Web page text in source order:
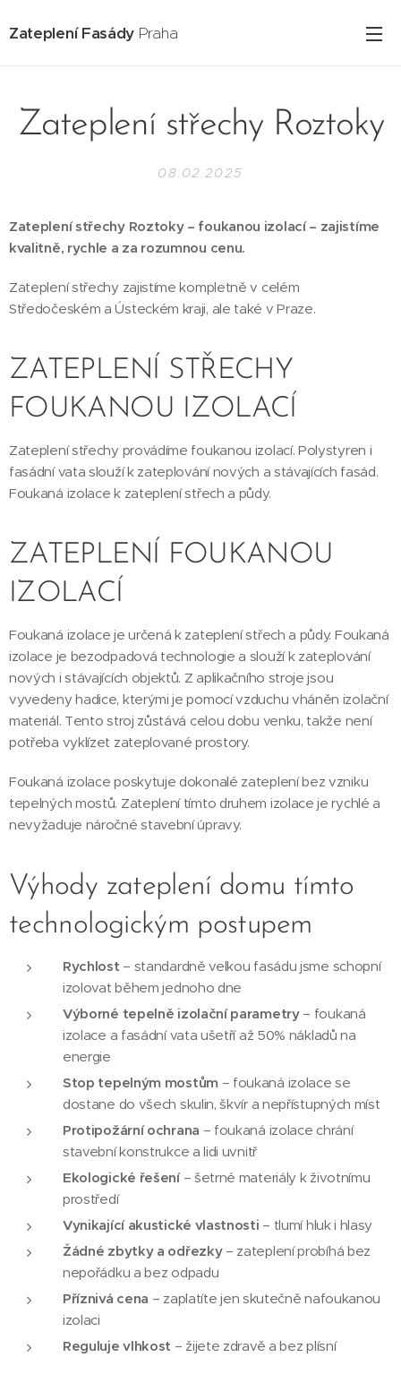
Zateplení Fasády Praha
Zateplení střechy Roztoky
08.02.2025
Zateplení střechy Roztoky – foukanou izolací – zajistíme
kvalitně, rychle a za rozumnou cenu.
Zateplení střechy zajistíme kompletně v celém
Středočeském a Ústeckém kraji, ale také v Praze.
ZATEPLENÍ STŘECHY
FOUKANOU IZOLACÍ
Zateplení střechy provádíme foukanou izolací. Polystyren i
fasádní vata slouží k zateplování nových a stávajících fasád.
Foukaná izolace k zateplení střech a půdy.
ZATEPLENÍ FOUKANOU
IZOLACÍ
Foukaná izolace je určená k zateplení střech a půdy. Foukaná
izolace je bezodpadová technologie a slouží k zateplování
nových i stávajících objektů. Z aplikačního stroje jsou
vyvedeny hadice, kterými je pomocí vzduchu vháněn izolační
materiál. Tento stroj zůstává celou dobu venku, takže není
potřeba vyklízet zateplované prostory.
Foukaná izolace poskytuje dokonalé zateplení bez vzniku
tepelných mostů. Zateplení tímto druhem izolace je rychlé a
nevyžaduje náročné stavební úpravy.
Výhody zateplení domu tímto
technologickým postupem
Rychlost – standardně velkou fasádu jsme schopní
izolovat během jednoho dne
Výborné tepelně izolační parametry– foukaná
izolace a fasádní vata ušetří až 50% nákladů na
energie
Stop tepelným mostům– foukaná izolace se
dostane do všech skulin, škvír a nepřístupných míst
Protipožární ochrana – foukaná izolace chrání
stavební konstrukce a lidi uvnitř
Ekologické řešení– šetrné materiály k životnímu
prostředí
Vynikající akustické vlastnosti – tlumí hluk i hlasy
Žádné zbytky a odřezky– zateplení probíhá bez
nepořádku a bez odpadu
Příznivá cena – zaplatíte jen skutečně nafoukanou
izolaci
Reguluje vlhkost – žijete zdravě a bez plísní